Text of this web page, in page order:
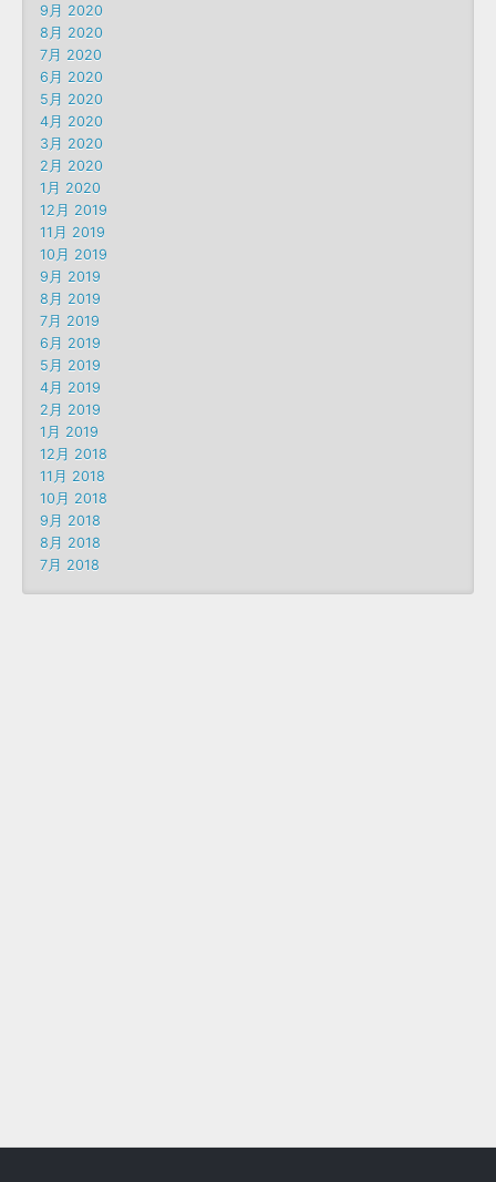
9月 2020
8月 2020
7月 2020
6月 2020
5月 2020
4月 2020
3月 2020
2月 2020
1月 2020
12月 2019
11月 2019
10月 2019
9月 2019
8月 2019
7月 2019
6月 2019
5月 2019
4月 2019
2月 2019
1月 2019
12月 2018
11月 2018
10月 2018
9月 2018
8月 2018
7月 2018